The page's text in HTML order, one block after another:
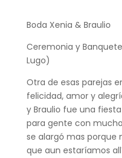
Boda Xenia & Braulio
Ceremonia y
Lugo)
Otra de esas parejas
felicidad, amor y
y Braulio fue una
para gente con
se alargó mas porque
que aun estaríamos